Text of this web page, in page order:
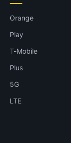
Orange
Play
T-Mobile
Plus
5G
LTE